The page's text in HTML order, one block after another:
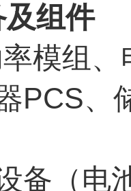
组件
模组
PCS、
备（电